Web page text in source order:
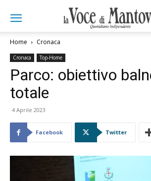
Home Cronaca
Cronaca Top-Home
Parco: obiettivo
totale
4 Aprile 2023
Facebook Twitter